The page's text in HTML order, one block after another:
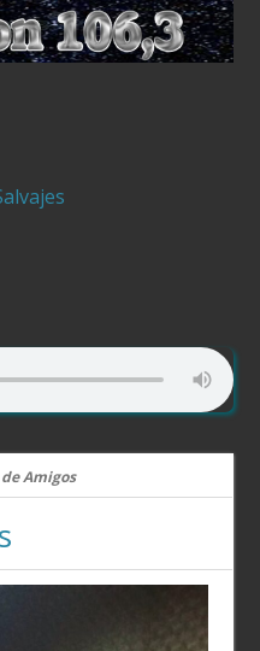
la mejor musica ,tu
Amigos